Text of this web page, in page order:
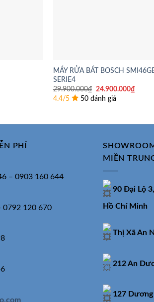
MÁY RỬA BÁT BOSCH
SERIE4
29.900.000₫ Giá
gốc
là:
24.900.000₫
4.4/5 50 đánh giá
PHÍ
– 0903 160 644
0792 120 670
MIỀN
90 Đại Lộ
Hồ Chí Minh
Thị Xã An
212 An
127